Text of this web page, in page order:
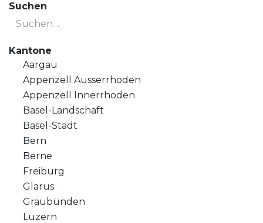
Suchen
Kantone
Aargau
Appenzell Ausserrhoden
Appenzell Innerrhoden
Basel-Landschaft
Basel-Stadt
Bern
Berne
Freiburg
Glarus
Graubünden
Luzern